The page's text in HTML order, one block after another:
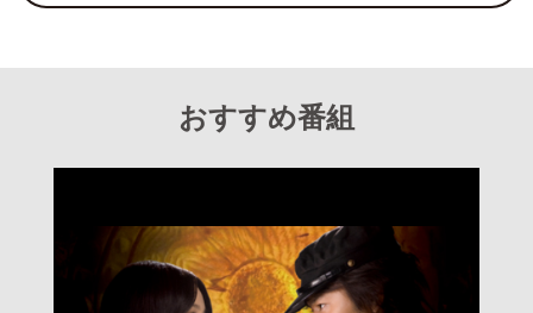
おすすめ番組